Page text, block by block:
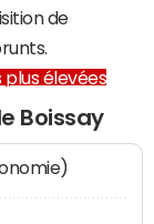
de
plus élevées
Boissay